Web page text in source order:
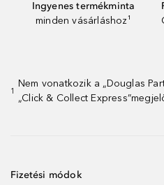
Ingyenes termékminta
minden vásárláshoz¹
1
Nem vonatkozik a „Douglas
„Click & Collect
Fizetési módok